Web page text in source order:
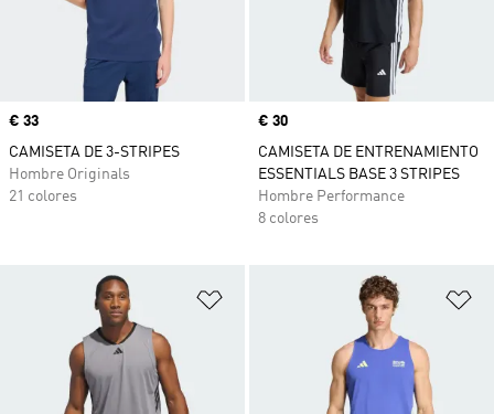
Precio
€ 33
CAMISETA DE 3-STRIPES
Hombre Originals
21 colores
Precio
€ 30
CAMISETA DE ENTRENAMIENTO
ESSENTIALS BASE 3 STRIPES
Hombre Performance
8 colores
Añadir a la lista de deseos